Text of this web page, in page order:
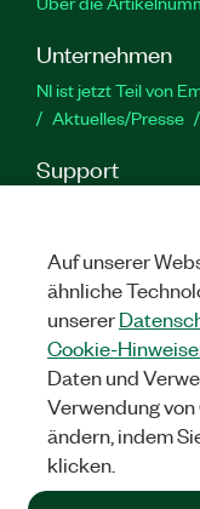
Unternehmen
NI ist jetzt Teil von
Aktuelles/Presse
Support
zur Website
RECHTLICHE HINWEISE
verwalten
©NATIONAL
Auf unserer
ähnliche
unserer
Cookie-
Daten und
Verwendung
ändern, indem
klicken.